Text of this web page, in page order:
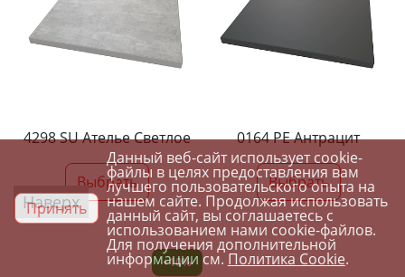
4298 SU Ателье Светлое
Выбрать
0164 PE Антрацит
Выбрать
+10%
Наверх
Принять
Данный веб-сайт использует cookie-
файлы в целях предоставления вам
лучшего пользовательского опыта на
нашем сайте. Продолжая использовать
данный сайт, вы соглашаетесь с
использованием нами cookie-файлов.
Для получения дополнительной
информации см.Политика Cookie.